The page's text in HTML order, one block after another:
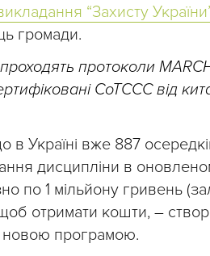
“Захисту
громади.
протоколи
CoTCCC від
в Україні вже 887
дисципліни в
по 1 мільйону гривень
отримати кошти, –
новою програмою.